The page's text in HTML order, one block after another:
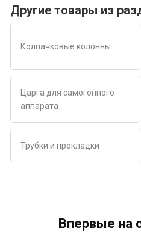
Другие товары из
Колпачковые колонны
Царга для самогонного
аппарата
Трубки и прокладки
Впервые на